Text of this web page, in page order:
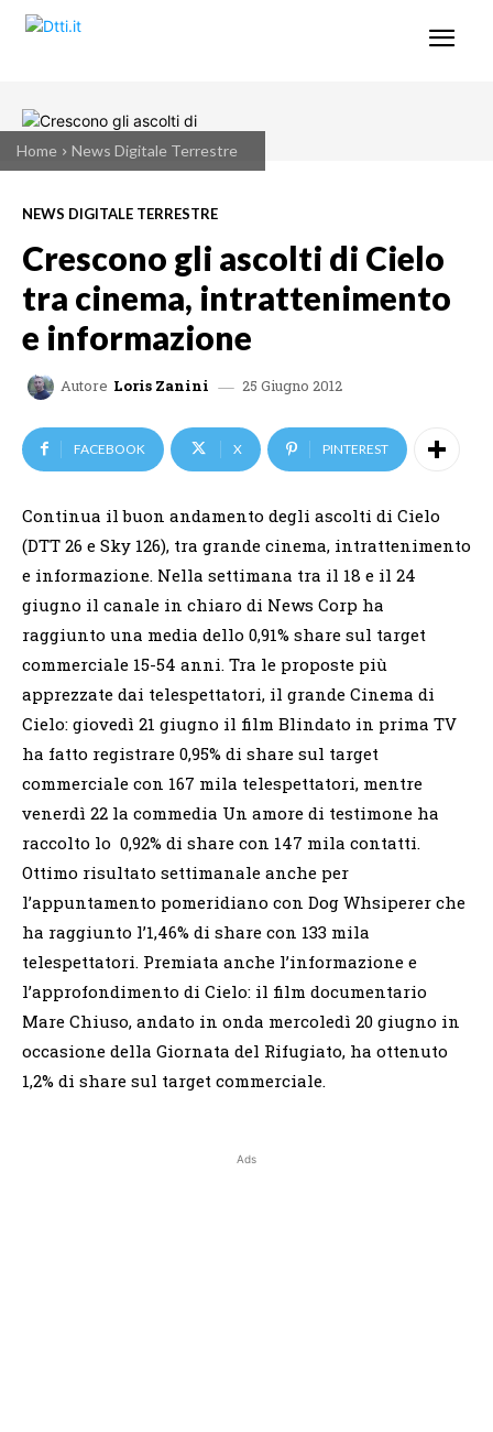
Home News Digitale Terrestre
NEWS DIGITALE TERRESTRE
Crescono gli ascolti di Cielo
tra cinema, intrattenimento
e informazione
Autore Loris Zanini 25 Giugno 2012
FACEBOOK X PINTEREST
Continua il buon andamento degli ascolti di Cielo
(DTT 26 e Sky 126), tra grande cinema, intrattenimento
e informazione. Nella settimana tra il 18 e il 24
giugno il canale in chiaro di News Corp ha
raggiunto una media dello 0,91% share sul target
commerciale 15-54 anni. Tra le proposte più
apprezzate dai telespettatori, il grande Cinema di
Cielo: giovedì 21 giugno il film Blindato in prima TV
ha fatto registrare 0,95% di share sul target
commerciale con 167 mila telespettatori, mentre
venerdì 22 la commedia Un amore di testimone ha
raccolto lo 0,92% di share con 147 mila contatti.
Ottimo risultato settimanale anche per
l’appuntamento pomeridiano con Dog Whsiperer che
ha raggiunto l’1,46% di share con 133 mila
telespettatori. Premiata anche l’informazione e
l’approfondimento di Cielo: il film documentario
Mare Chiuso, andato in onda mercoledì 20 giugno in
occasione della Giornata del Rifugiato, ha ottenuto
1,2% di share sul target commerciale.
Ads